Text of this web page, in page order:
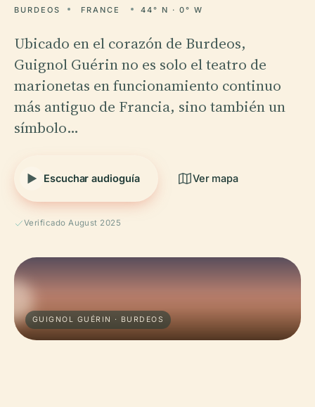
BURDEOS FRANCE 44° N · 0° W
Ubicado en el corazón de Burdeos,
Guignol Guérin no es solo el teatro de
marionetas en funcionamiento continuo
más antiguo de Francia, sino también un
símbolo…
Escuchar audioguía Ver mapa
Verificado August 2025
GUIGNOL GUÉRIN · BURDEOS